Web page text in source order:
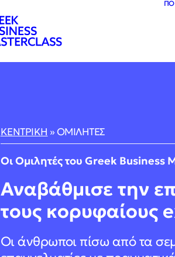
ΚΕΝΤΡΙΚΗ » ΟΜΙΛΗΤΕΣ
Οι Ομιλητές του Greek Business
Αναβάθμισε την
τους κορυφαίους
Οι άνθρωποι πίσω από τα